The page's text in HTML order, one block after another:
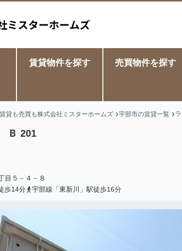
賃貸物件を探す 売買物件を探す
貸も売買も株式会社ミスターホームズ 宇部市の賃貸一覧
Ｂ 201
目５－４－８
歩14分
宇部線「東新川」駅徒歩16分